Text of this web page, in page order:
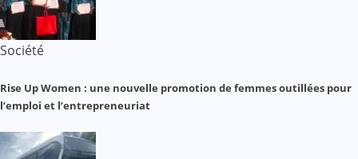
Société
Rise Up Women : une nouvelle promotion de femmes outillées pour
l’emploi et l’entrepreneuriat